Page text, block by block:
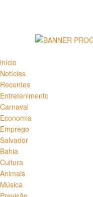
início
Notícias
Recentes
Entretenimento
Carnaval
Economia
Emprego
Salvador
Bahia
Cultura
Animais
Música